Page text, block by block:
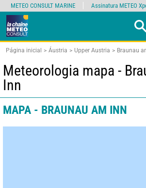
Página inicial Áustria Upper Austria Braunau
Meteorologia mapa -
Inn
MAPA - BRAUNAU AM INN
METEO CONSULT MARINE Assinatura METEO